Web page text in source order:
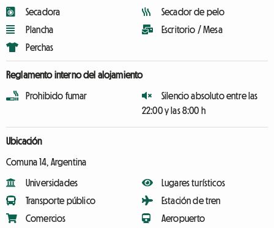
Secadora
Plancha
Perchas
Secador de pelo
Escritorio / Mesa
Reglamento interno del alojamiento
Prohibido fumar
Silencio absoluto entre las
22:00 y las 8:00 h
Ubicación
Comuna 14, Argentina
Universidades
Transporte público
Comercios
Lugares turísticos
Estación de tren
Aeropuerto